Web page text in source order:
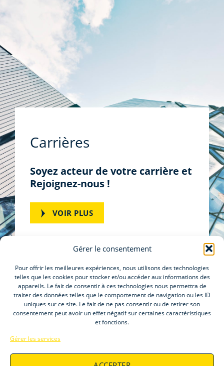
Gérer le consentement
Pour offrir les meilleures expériences, nous utilisons des technologies
telles que les cookies pour stocker et/ou accéder aux informations des
appareils. Le fait de consentir à ces technologies nous permettra de
traiter des données telles que le comportement de navigation ou les ID
uniques sur ce site. Le fait de ne pas consentir ou de retirer son
consentement peut avoir un effet négatif sur certaines caractéristiques
et fonctions.
Gérer les services
Carrières
Soyez acteur de votre carrière et
Rejoignez-nous !
VOIR PLUS
Blog
Elitys Industry
Elitys Life Science
Elitys Digital